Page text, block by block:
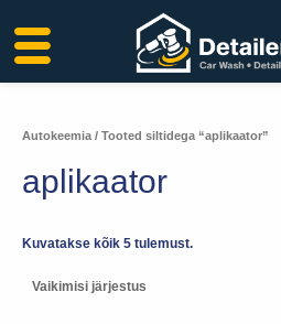
sisu
juurde
Autokeemia / Tooted siltidega “aplikaator”
aplikaator
Kuvatakse kõik 5 tulemust.